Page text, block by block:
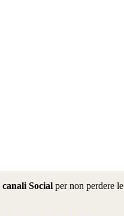
canali Social per non perdere le